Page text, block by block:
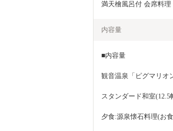
満天檜風呂付 会席料
内容量
■内容量
観音温泉「ピグマリオ
スタンダード和室
夕食:源泉懐石料理(お